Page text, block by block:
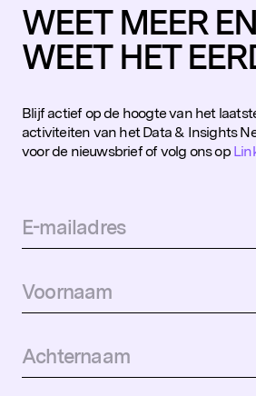
WEET MEER EN
WEET HET
Blijf actief op de hoogte van het
activiteiten van het Data & Insights
voor de nieuwsbrief of volg ons op